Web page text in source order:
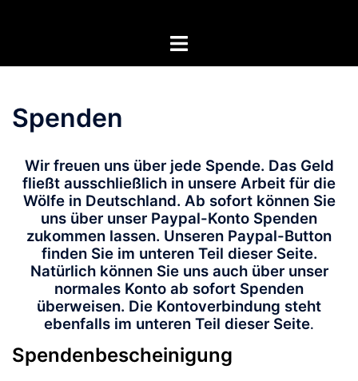
Menü
Spenden
Wir freuen uns über jede Spende. Das Geld
fließt ausschließlich in unsere Arbeit für die
Wölfe in Deutschland. Ab sofort können Sie
uns über unser Paypal-Konto Spenden
zukommen lassen. Unseren Paypal-Button
finden Sie im unteren Teil dieser Seite.
Natürlich können Sie uns auch über unser
normales Konto ab sofort Spenden
überweisen. Die Kontoverbindung steht
ebenfalls im unteren Teil dieser Seite.
Spendenbescheinigung